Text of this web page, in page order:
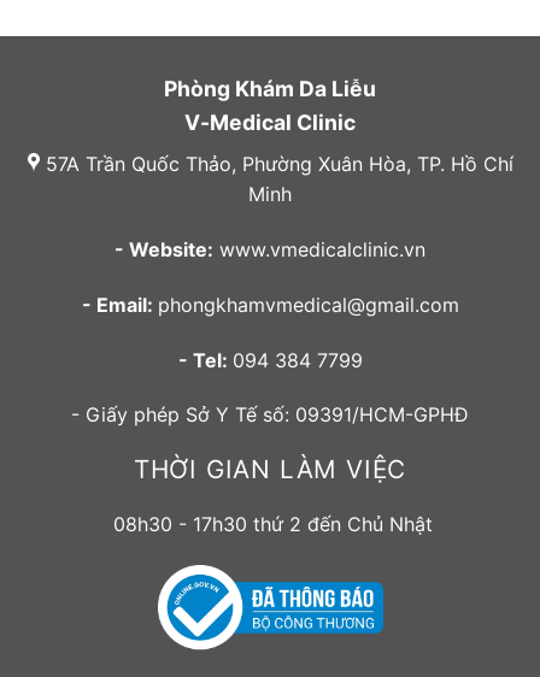
Phòng Khám Da Liễu
V-Medical Clinic
57A Trần Quốc Thảo, Phường Xuân Hòa, TP. Hồ Chí
Minh
- Website: www.vmedicalclinic.vn
- Email: phongkhamvmedical@gmail.com
- Tel: 094 384 7799
- Giấy phép Sở Y Tế số: 09391/HCM-GPHĐ
THỜI GIAN LÀM VIỆC
08h30 - 17h30 thứ 2 đến Chủ Nhật